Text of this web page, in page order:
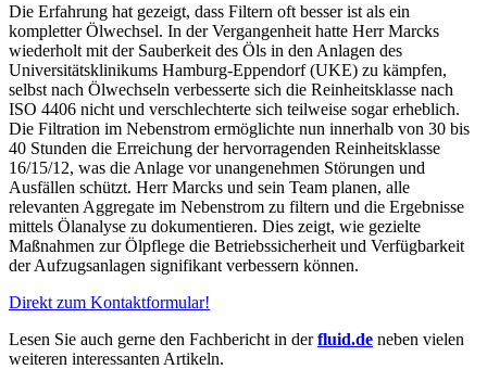
Die Erfahrung hat gezeigt, dass Filtern oft besser ist als ein
kompletter Ölwechsel. In der Vergangenheit hatte Herr Marcks
wiederholt mit der Sauberkeit des Öls in den Anlagen des
Universitätsklinikums Hamburg-Eppendorf (UKE) zu kämpfen,
selbst nach Ölwechseln verbesserte sich die Reinheitsklasse nach
ISO 4406 nicht und verschlechterte sich teilweise sogar erheblich.
Die Filtration im Nebenstrom ermöglichte nun innerhalb von 30 bis
40 Stunden die Erreichung der hervorragenden Reinheitsklasse
16/15/12, was die Anlage vor unangenehmen Störungen und
Ausfällen schützt. Herr Marcks und sein Team planen, alle
relevanten Aggregate im Nebenstrom zu filtern und die Ergebnisse
mittels Ölanalyse zu dokumentieren. Dies zeigt, wie gezielte
Maßnahmen zur Ölpflege die Betriebssicherheit und Verfügbarkeit
der Aufzugsanlagen signifikant verbessern können.
Direkt zum Kontaktformular!
Lesen Sie auch gerne den Fachbericht in derfluid.de neben vielen
weiteren interessanten Artikeln.